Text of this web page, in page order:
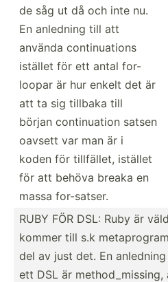
de såg ut då och inte nu.
En anledning till att
använda contin­uations
istället för ett antal for-
loopar är hur enkelt det är
att ta sig tillbaka till
början contin­uation satsen
oavsett var man är i
koden för tillfä­llet, istället
för att behöva breaka en
massa for-sa­tser.
RUBY FÖR DSL: Ruby är
kommer till s.k
del av just det. En
ett DSL är